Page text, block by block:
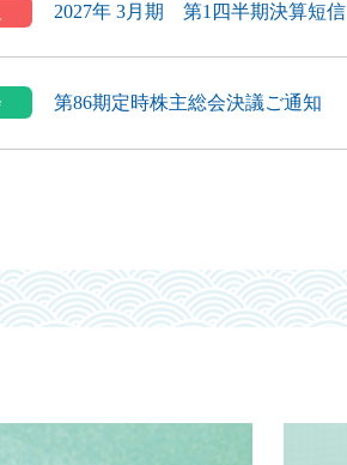
2027年 3月期 第1四半期決算短信
第86期定時株主総会決議ご通知